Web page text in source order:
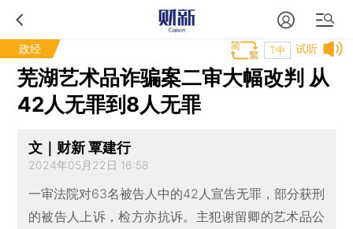
政经 试听
T中
芜湖艺术品诈骗案二审大幅改判 从
42人无罪到8人无罪
文｜财新 覃建行
2024年05月22日 16:58
一审法院对63名被告人中的42人宣告无罪，部分获刑
的被告人上诉，检方亦抗诉。主犯谢留卿的艺术品公